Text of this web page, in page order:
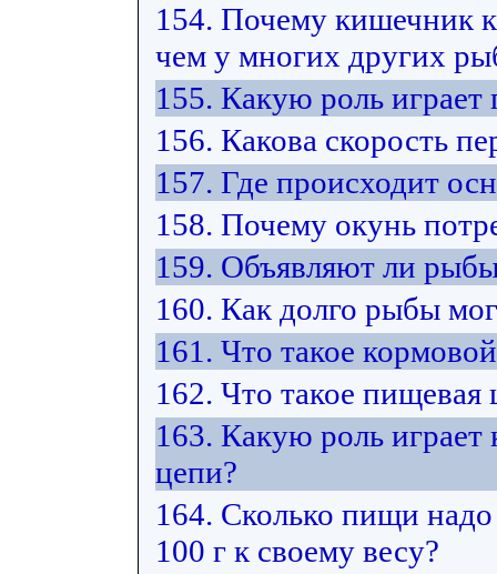
154. Почему кишечник
чем у многих других
155. Какую роль играет
156. Какова скорость
157. Где происходит
158. Почему окунь
159. Объявляют ли
160. Как долго рыбы
161. Что такое
162. Что такое пищевая
163. Какую роль играет
цепи?
164. Сколько пищи
100 г к своему весу?